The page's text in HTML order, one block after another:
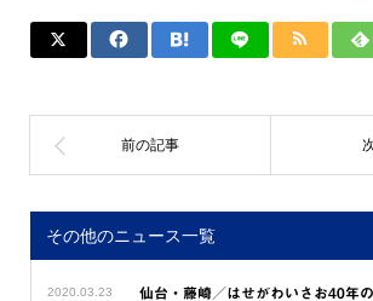
その他のニュース一覧
2020.03.23